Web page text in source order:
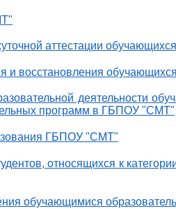
аттестации
и восстановления
деятельности
программ в ГБПОУ "СМТ"
ГБПОУ "СМТ"
относящихся к
обучающимися